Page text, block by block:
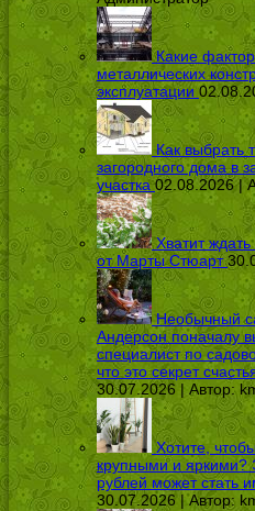
Какие
металлических
эксплуатации
Как выбрать
загородного дома в
участка 02.08.2026 |
Хватит
от Марты Стюарт
Необычный
Андерсон поначалу
специалист по
что это секрет
30.07.2026 | Автор:
Хотите,
крупными и яркими?
рублей может стать
30.07.2026 | Автор: